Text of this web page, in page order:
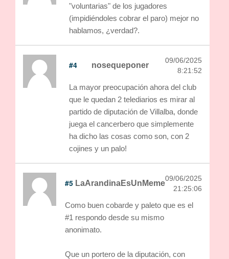
"voluntarias" de los jugadores
(impidiéndoles cobrar el paro) mejor no
hablamos, ¿verdad?.
#4 nosequeponer
09/06/2025
8:21:52
La mayor preocupación ahora del club
que le quedan 2 telediarios es mirar al
partido de diputación de Villalba, donde
juega el cancerbero que simplemente
ha dicho las cosas como son, con 2
cojines y un palo!
#5 LaArandinaEsUnMeme
09/06/2025
21:25:06
Como buen cobarde y paleto que es el
#1 respondo desde su mismo
anonimato.
Que un portero de la diputación, con